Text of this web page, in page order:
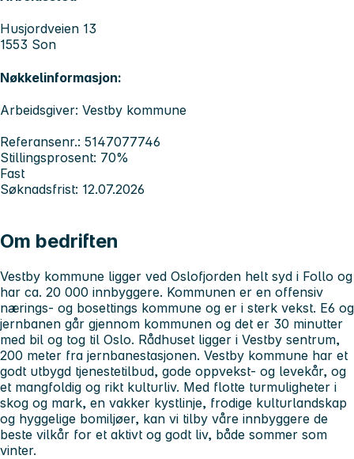
Husjordveien 13
1553 Son
Nøkkelinformasjon:
Arbeidsgiver: Vestby kommune
Referansenr.: 5147077746
Stillingsprosent: 70%
Fast
Søknadsfrist: 12.07.2026
Om bedriften
Vestby kommune ligger ved Oslofjorden helt syd i Follo og
har ca. 20 000 innbyggere. Kommunen er en offensiv
nærings- og bosettings kommune og er i sterk vekst. E6 og
jernbanen går gjennom kommunen og det er 30 minutter
med bil og tog til Oslo. Rådhuset ligger i Vestby sentrum,
200 meter fra jernbanestasjonen. Vestby kommune har et
godt utbygd tjenestetilbud, gode oppvekst- og levekår, og
et mangfoldig og rikt kulturliv. Med flotte turmuligheter i
skog og mark, en vakker kystlinje, frodige kulturlandskap
og hyggelige bomiljøer, kan vi tilby våre innbyggere de
beste vilkår for et aktivt og godt liv, både sommer som
vinter.